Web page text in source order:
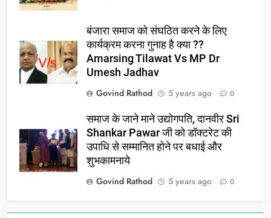
बंजारा समाज को संघठित करने के लिए
कार्यक्रम करना गुनाह है क्या ??
Amarsing Tilawat Vs MP Dr
Umesh Jadhav
Govind Rathod
5 years ago 0
समाज के जाने माने उद्योगपति, दानवीर Sri
Shankar Pawar जी को डॉक्टरेट की
उपाधि से सम्मानित होने पर बधाई और
शुभकामनाये
Govind Rathod
5 years ago 0